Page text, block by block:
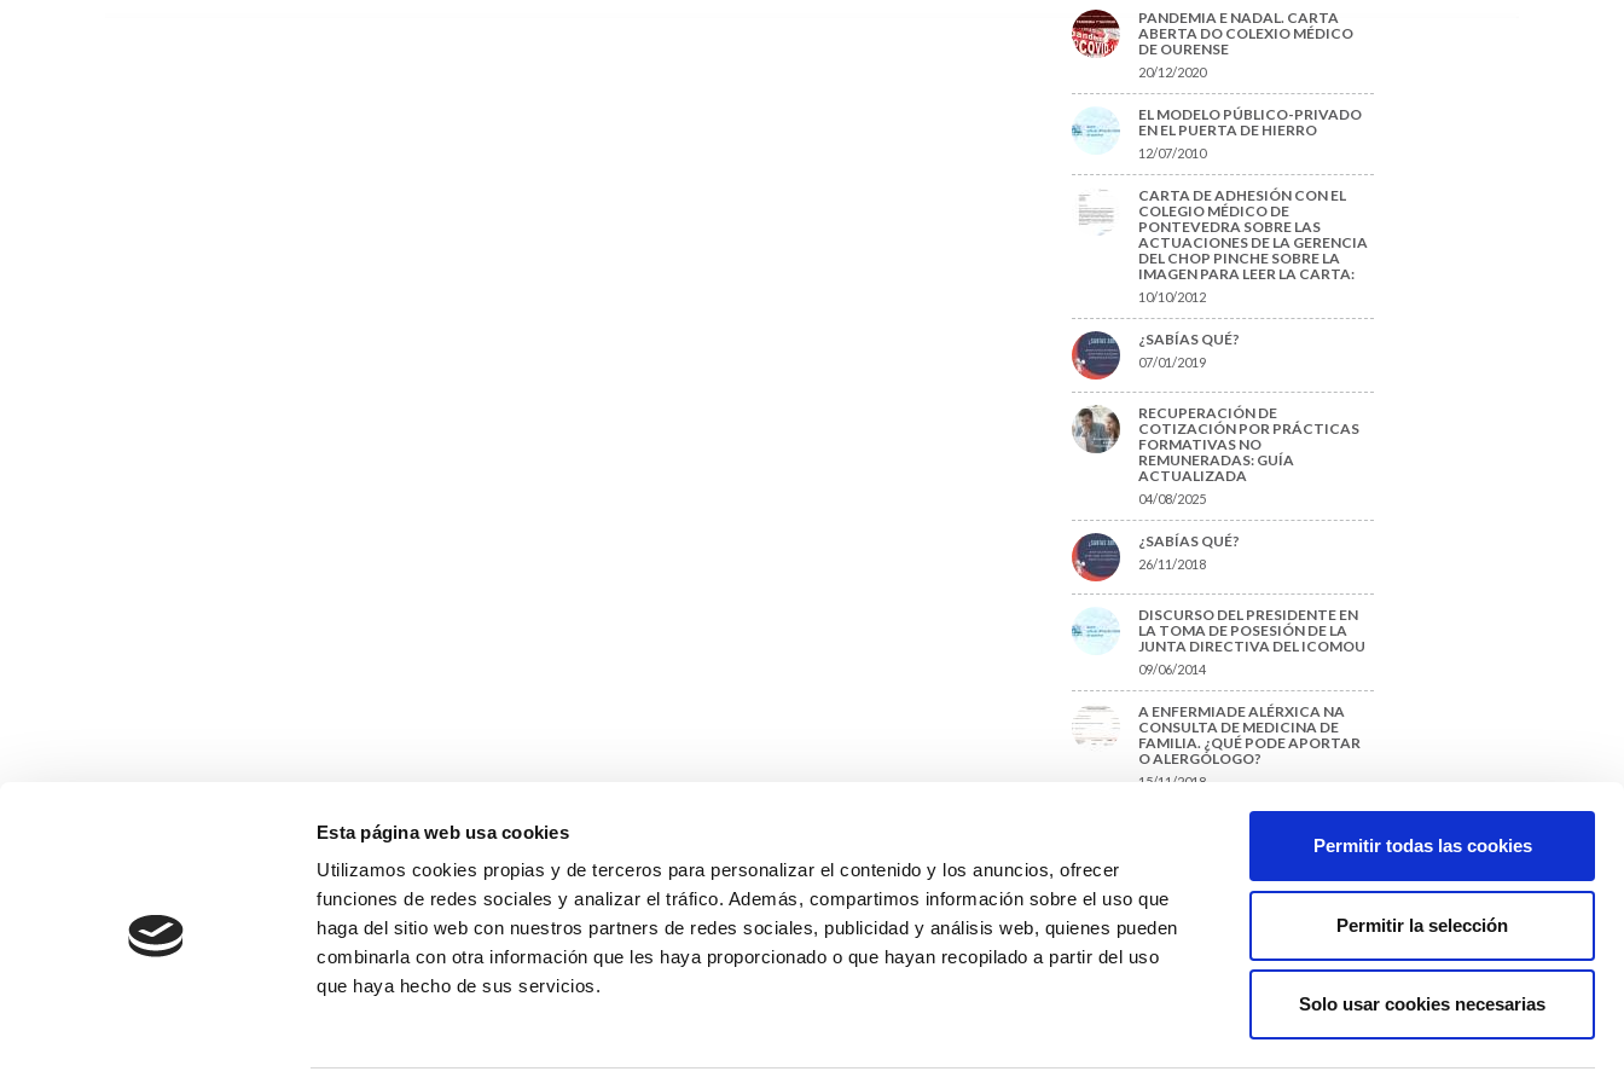
Esta página web usa cookies
Utilizamos cookies propias y de terceros para personalizar el contenido y los anuncios, ofrecer
funciones de redes sociales y analizar el tráfico. Además, compartimos información sobre el uso que
haga del sitio web con nuestros partners de redes sociales, publicidad y análisis web, quienes pueden
combinarla con otra información que les haya proporcionado o que hayan recopilado a partir del uso
que haya hecho de sus servicios.
Permitir todas las cookies
Permitir la selección
Solo usar cookies necesarias
PANDEMIA E NADAL. CARTA
ABERTA DO COLEXIO MÉDICO
DE OURENSE
20/12/2020
EL MODELO PÚBLICO-PRIVADO
EN EL PUERTA DE HIERRO
12/07/2010
CARTA DE ADHESIÓN CON EL
COLEGIO MÉDICO DE
PONTEVEDRA SOBRE LAS
ACTUACIONES DE LA GERENCIA
DEL CHOP PINCHE SOBRE LA
IMAGEN PARA LEER LA CARTA:
10/10/2012
¿SABÍAS QUÉ?
07/01/2019
RECUPERACIÓN DE
COTIZACIÓN POR PRÁCTICAS
FORMATIVAS NO
REMUNERADAS: GUÍA
ACTUALIZADA
04/08/2025
¿SABÍAS QUÉ?
26/11/2018
DISCURSO DEL PRESIDENTE EN
LA TOMA DE POSESIÓN DE LA
JUNTA DIRECTIVA DEL ICOMOU
09/06/2014
A ENFERMIADE ALÉRXICA NA
CONSULTA DE MEDICINA DE
FAMILIA. ¿QUÉ PODE APORTAR
O ALERGÓLOGO?
15/11/2018
UN TRABAJO FIN DE GRADO?
Noticias
Política de cookies
Colexio Médicos
Ourense